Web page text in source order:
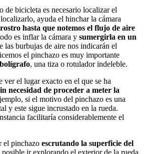
de bicicleta es necesario localizar el
ayuda el hinchar la cámara
hasta que notemos el flujo de aire
es inflar la cámara y sumergirla en un
las burbujas de aire nos indicarán el
el pinchazo es muy importante
, una tiza o rotulador indeleble.
ver el lugar exacto en el que se ha
necesidad de proceder a meter la
si el motivo del pinchazo es una
y este sigue incrustado en la rueda.
facilitaría considerablemente el
el pinchazo escrutando la superficie del